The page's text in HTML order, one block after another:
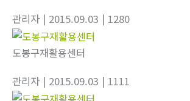
관리자 | 2015.09.03 | 1280
도봉구재활용센터
관리자 | 2015.09.03 | 1111